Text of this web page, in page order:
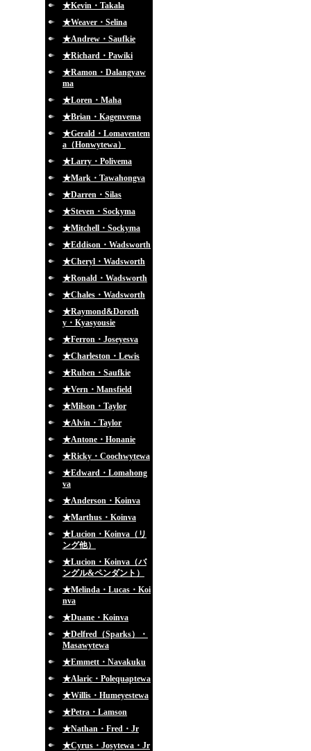
★Kevin・Takala
★Weaver・Selina
★Andrew・Saufkie
★Richard・Pawiki
★Ramon・Dalangyaw
ma
★Loren・Maha
★Brian・Kagenvema
★Gerald・Lomaventem
a（Honwytewa）
★Larry・Polivema
★Mark・Tawahongva
★Darren・Silas
★Steven・Sockyma
★Mitchell・Sockyma
★Eddison・Wadsworth
★Cheryl・Wadsworth
★Ronald・Wadsworth
★Chales・Wadsworth
★Raymond&Doroth
y・Kyasyousie
★Ferron・Joseyesva
★Charleston・Lewis
★Ruben・Saufkie
★Vern・Mansfield
★Milson・Taylor
★Alvin・Taylor
★Antone・Honanie
★Ricky・Coochwytewa
★Edward・Lomahong
va
★Anderson・Koinva
★Marthus・Koinva
★Lucion・Koinva（リ
ング他）
★Lucion・Koinva（バ
ングル&ペンダント）
★Melinda・Lucas・Koi
nva
★Duane・Koinva
★Delfred（Sparks）・
Masawytewa
★Emmett・Navakuku
★Alaric・Polequaptewa
★Willis・Humeyestewa
★Petra・Lamson
★Nathan・Fred・Jr
★Cyrus・Josytewa・Jr